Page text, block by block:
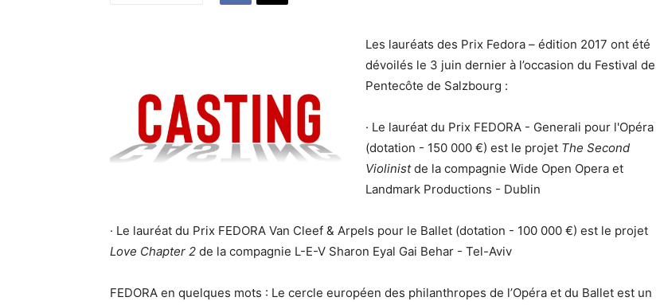
Les lauréats des Prix Fedora – édition 2017 ont été
dévoilés le 3 juin dernier à l’occasion du Festival de
Pentecôte de Salzbourg :
· Le lauréat du Prix FEDORA - Generali pour l'Opéra
(dotation - 150 000 €) est le projet The Second
Violinistde la compagnie Wide Open Opera et
Landmark Productions - Dublin
· Le lauréat du Prix FEDORA Van Cleef & Arpels pour le Ballet (dotation - 100 000 €) est le projet
Love Chapter 2 de la compagnie L-E-V Sharon Eyal Gai Behar - Tel-Aviv
FEDORA en quelques mots : Le cercle européen des philanthropes de l’Opéra et du Ballet est un